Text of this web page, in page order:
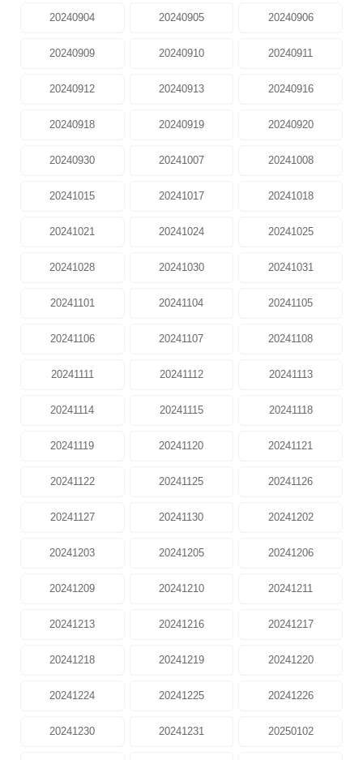
20240904 20240905 20240906
20240909 20240910 20240911
20240912 20240913 20240916
20240918 20240919 20240920
20240930 20241007 20241008
20241015 20241017 20241018
20241021 20241024 20241025
20241028 20241030 20241031
20241101 20241104 20241105
20241106 20241107 20241108
20241111 20241112 20241113
20241114 20241115 20241118
20241119 20241120 20241121
20241122 20241125 20241126
20241127 20241130 20241202
20241203 20241205 20241206
20241209 20241210 20241211
20241213 20241216 20241217
20241218 20241219 20241220
20241224 20241225 20241226
20241230 20241231 20250102